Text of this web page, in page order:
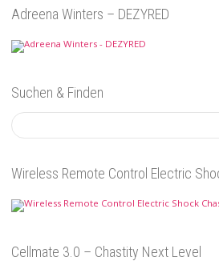
Adreena Winters – DEZYRED
Suchen & Finden
Wireless Remote Control Electric
Cellmate 3.0 – Chastity Next Level